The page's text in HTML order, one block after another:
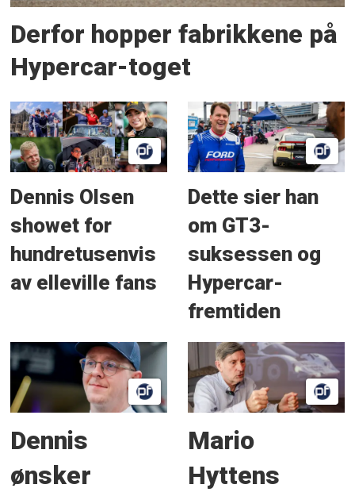
Derfor hopper fabrikkene på
Hypercar-toget
Dennis Olsen
showet for
hundretusenvis
av elleville fans
Dette sier han
om GT3-
suksessen og
Hypercar-
fremtiden
Dennis
ønsker
Mario
Hyttens